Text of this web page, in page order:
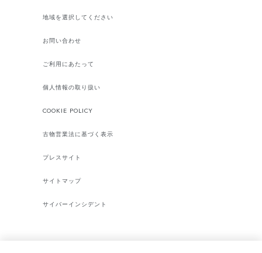
地域を選択してください​
お問い合わせ
ご利用にあたって
個人情報の取り扱い
COOKIE POLICY
古物営業法に基づく表示
プレスサイト
サイトマップ
サイバーインシデント